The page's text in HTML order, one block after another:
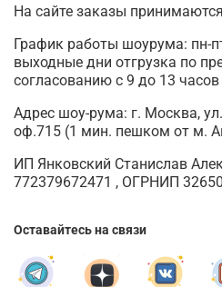
На сайте заказы
График работы шоурума: пн-
выходные дни отгрузка по
согласованию с 9 до 13 часов
Адрес шоу-рума: г. Москва,
оф.715 (1 мин. пешком от м.
ИП Янковский Станислав
772379672471 , ОГРНИП
Оставайтесь на связи